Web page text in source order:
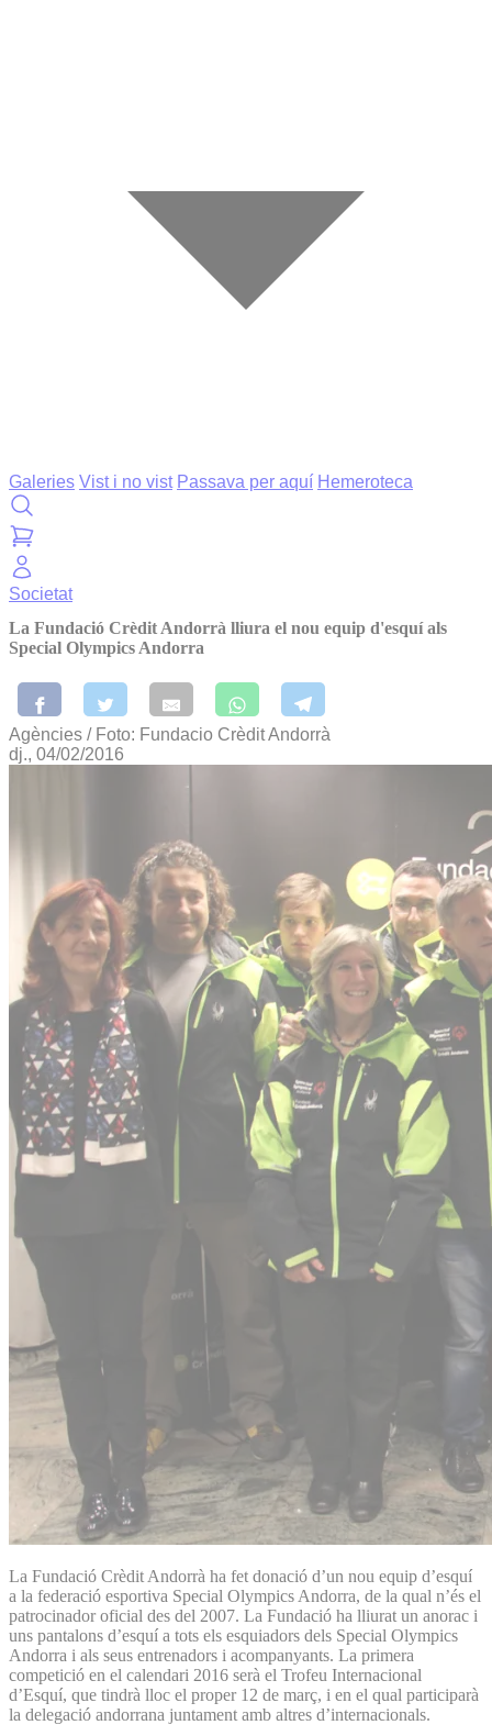
Galeries Vist i no vist Passava per aquí Hemeroteca
Societat
La Fundació Crèdit Andorrà lliura el nou equip d'esquí als
Special Olympics Andorra
Agències / Foto: Fundacio Crèdit Andorrà
dj., 04/02/2016
La Fundació Crèdit Andorrà ha fet donació d’un nou equip d’esquí
a la federació esportiva Special Olympics Andorra, de la qual n’és el
patrocinador oficial des del 2007. La Fundació ha lliurat un anorac i
uns pantalons d’esquí a tots els esquiadors dels Special Olympics
Andorra i als seus entrenadors i acompanyants. La primera
competició en el calendari 2016 serà el Trofeu Internacional
d’Esquí, que tindrà lloc el proper 12 de març, i en el qual participarà
la delegació andorrana juntament amb altres d’internacionals.